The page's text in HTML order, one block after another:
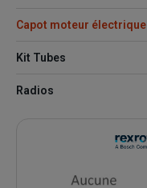
Capot moteur électrique
Kit Tubes
Radios